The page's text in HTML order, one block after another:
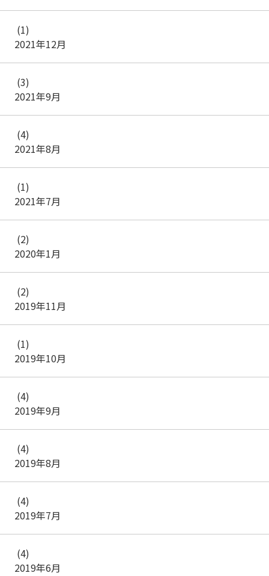
2021年12月
(1)
2021年9月
(3)
2021年8月
(4)
2021年7月
(1)
2020年1月
(2)
2019年11月
(2)
2019年10月
(1)
2019年9月
(4)
2019年8月
(4)
2019年7月
(4)
2019年6月
(4)